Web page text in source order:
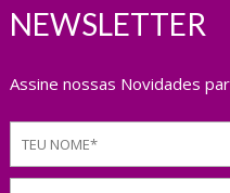
NEWSLETTER
Assine nossas Novidades